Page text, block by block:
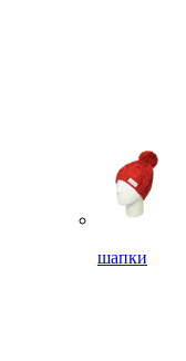
шапки